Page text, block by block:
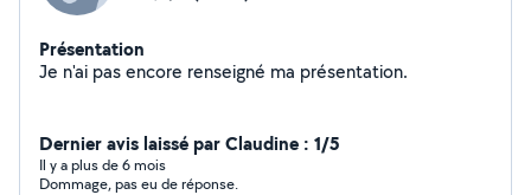
Présentation
Je n'ai pas encore renseigné ma présentation.
Dernier avis laissé par Claudine : 1/5
Il y a plus de 6 mois
Dommage, pas eu de réponse.